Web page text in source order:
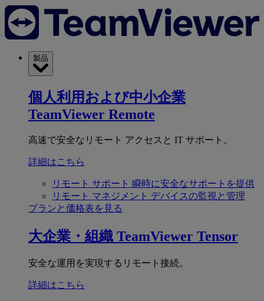
製品
個人利用および中小企業
TeamViewer Remote
高速で安全なリモート アクセスと IT サポート。
詳細はこちら
リモート サポート 瞬時に安全なサポートを提供
リモート マネジメント デバイスの監視と管理
プランと価格表を見る
大企業・組織 TeamViewer Tensor
安全な運用を実現するリモート接続。
詳細はこちら